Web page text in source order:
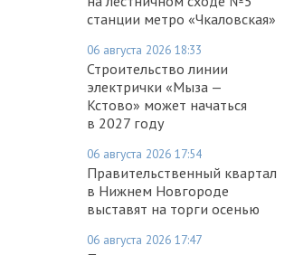
станции метро «Чкаловская»
06 августа 2026 18:33
Строительство линии
электрички «Мыза —
Кстово» может начаться
в 2027 году
06 августа 2026 17:54
Правительственный квартал
в Нижнем Новгороде
выставят на торги осенью
06 августа 2026 17:47